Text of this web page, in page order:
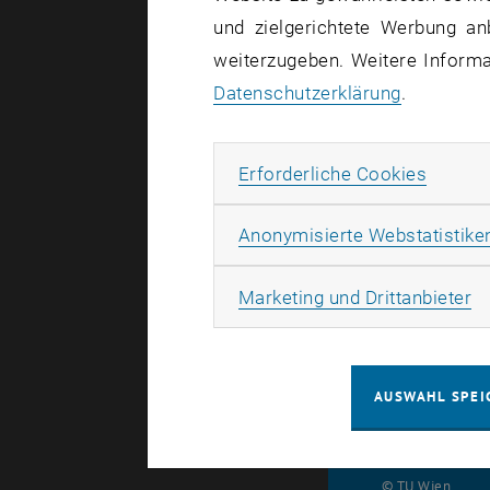
© TU Wien
und zielgerichtete Werbung
weiterzugeben. Weitere
Datenschutzerklärung.
Erforderliche Cookies
Anonymisierte
Marketing und Drittanbieter
AUSWAHL